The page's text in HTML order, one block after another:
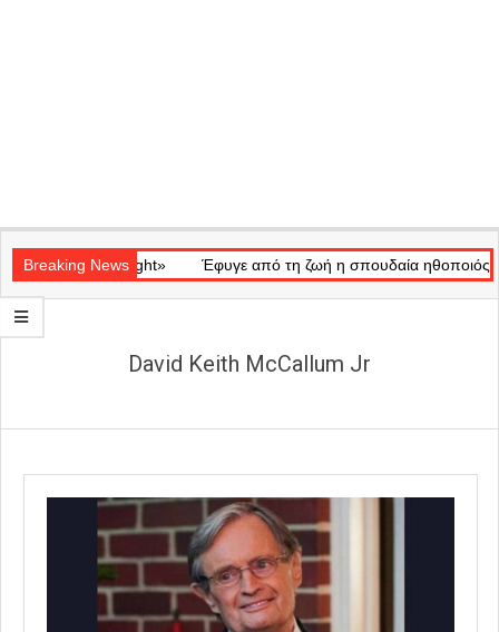
Navigation
Menu
Breaking News
«Ray of Light» Έφυγε από τη ζωή η σπουδαία ηθοποιός Μάρω
David Keith McCallum Jr